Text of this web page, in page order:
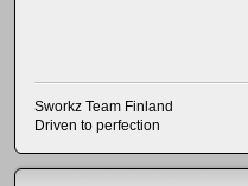
Sworkz Team Finland
Driven to perfection